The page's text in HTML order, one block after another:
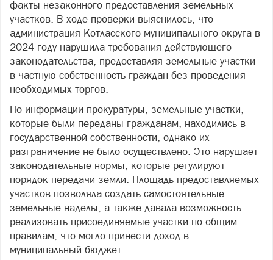
факты незаконного предоставления земельных
участков. В ходе проверки выяснилось, что
администрация Котласского муниципального округа в
2024 году нарушила требования действующего
законодательства, предоставляя земельные участки
в частную собственность граждан без проведения
необходимых торгов.
По информации прокуратуры, земельные участки,
которые были переданы гражданам, находились в
государственной собственности, однако их
разграничение не было осуществлено. Это нарушает
законодательные нормы, которые регулируют
порядок передачи земли. Площадь предоставляемых
участков позволяла создать самостоятельные
земельные наделы, а также давала возможность
реализовать присоединяемые участки по общим
правилам, что могло принести доход в
муниципальный бюджет.